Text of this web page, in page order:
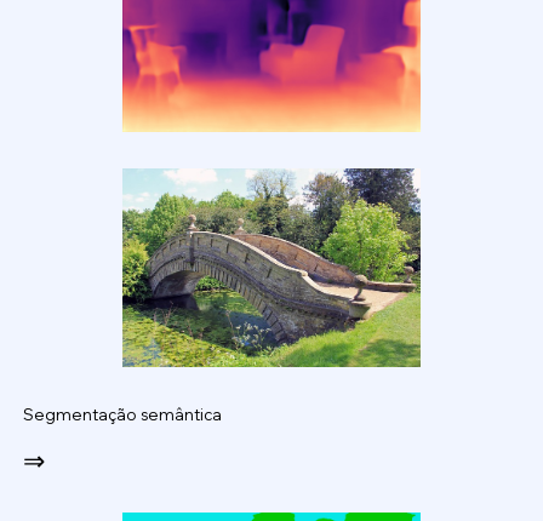
Segmentação semântica
⇒